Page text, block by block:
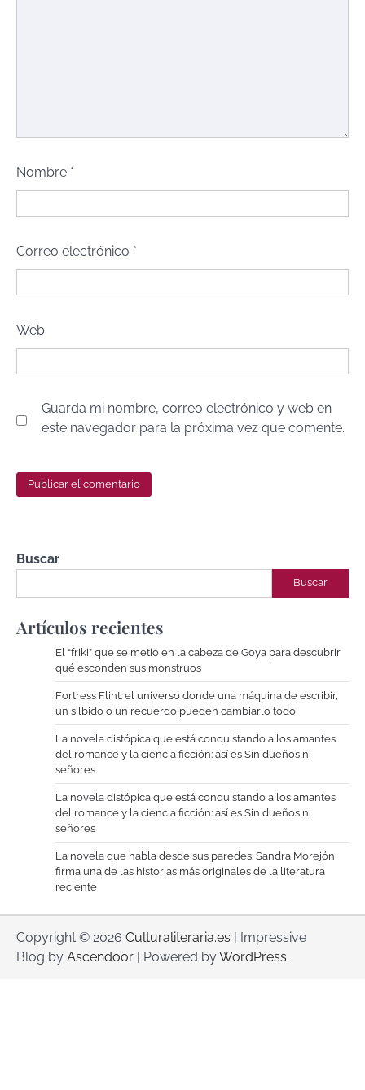
Nombre *
Correo electrónico *
Web
Guarda mi nombre, correo electrónico y web en
este navegador para la próxima vez que comente.
Buscar
Buscar
Artículos recientes
El “friki” que se metió en la cabeza de Goya para descubrir
qué esconden sus monstruos
Fortress Flint: el universo donde una máquina de escribir,
un silbido o un recuerdo pueden cambiarlo todo
La novela distópica que está conquistando a los amantes
del romance y la ciencia ficción: así es Sin dueños ni
señores
La novela distópica que está conquistando a los amantes
del romance y la ciencia ficción: así es Sin dueños ni
señores
La novela que habla desde sus paredes: Sandra Morejón
firma una de las historias más originales de la literatura
reciente
Copyright © 2026 Culturaliteraria.es | Impressive
Blog by Ascendoor | Powered byWordPress.